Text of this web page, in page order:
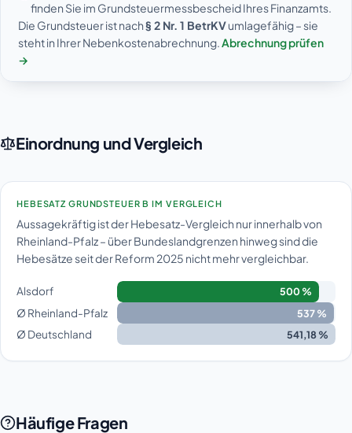
finden Sie im Grundsteuermessbescheid Ihres Finanzamts.
Die Grundsteuer ist nach§ 2 Nr. 1 BetrKVumlagefähig – sie
steht in Ihrer Nebenkostenabrechnung.Abrechnung prüfen
→
Einordnung und Vergleich
HEBESATZ GRUNDSTEUER B IM VERGLEICH
Aussagekräftig ist der Hebesatz-Vergleich nur innerhalb von
Rheinland-Pfalz – über Bundeslandgrenzen hinweg sind die
Hebesätze seit der Reform 2025 nicht mehr vergleichbar.
Alsdorf 500 %
Ø Rheinland-Pfalz 537 %
Ø Deutschland 541,18 %
Häufige Fragen